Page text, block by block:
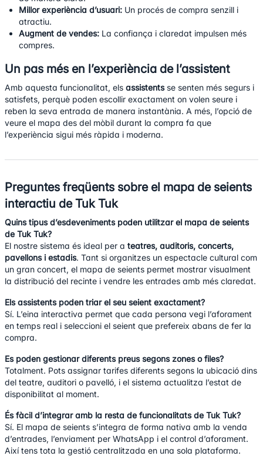
Millor experiència d’usuari: Un procés de compra senzill i
atractiu.
Augment de vendes: La confiança i claredat impulsen més
compres.
Un pas més en l’experiència de l’assistent
Amb aquesta funcionalitat, els assistentsse senten més segurs i
satisfets, perquè poden escollir exactament on volen seure i
reben la seva entrada de manera instantània. A més, l’opció de
veure el mapa des del mòbil durant la compra fa que
l’experiència sigui més ràpida i moderna.
Preguntes freqüents sobre el mapa de seients
interactiu de Tuk Tuk
Quins tipus d’esdeveniments poden utilitzar el mapa de seients
de Tuk Tuk?
El nostre sistema és ideal per a teatres, auditoris, concerts,
pavellons i estadis. Tant si organitzes un espectacle cultural com
un gran concert, el mapa de seients permet mostrar visualment
la distribució del recinte i vendre les entrades amb més claredat.
Els assistents poden triar el seu seient exactament?
Sí. L’eina interactiva permet que cada persona vegi l’aforament
en temps real i seleccioni el seient que prefereix abans de fer la
compra.
Es poden gestionar diferents preus segons zones o files?
Totalment. Pots assignar tarifes diferents segons la ubicació dins
del teatre, auditori o pavelló, i el sistema actualitza l’estat de
disponibilitat al moment.
És fàcil d’integrar amb la resta de funcionalitats de Tuk Tuk?
Sí. El mapa de seients s’integra de forma nativa amb la venda
d’entrades, l’enviament per WhatsApp i el control d’aforament.
Així tens tota la gestió centralitzada en una sola plataforma.